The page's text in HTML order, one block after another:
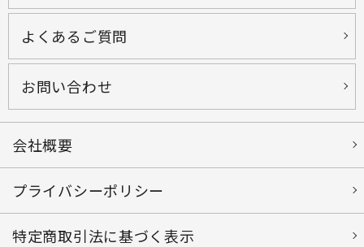
よくあるご質問
お問い合わせ
会社概要
プライバシーポリシー
特定商取引法に基づく表示